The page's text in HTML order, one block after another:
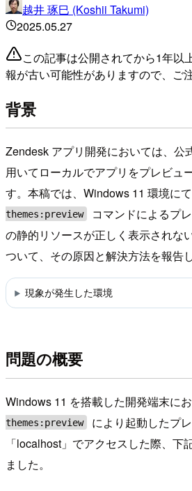
越井 琢巳 (Koshii Takumi)
2025.05.27
この記事は公開されてから1年以
報が古い可能性がありますので、ご
背景
Zendesk アプリ開発においては、公
用いてローカルでアプリをプレビュ
す。本稿では、Windows 11 環境にて
themes:preview
コマンドによるプ
の静的リソースが正しく表示されな
ついて、その原因と解決方法を報告し
現象が発生した環境
問題の概要
Windows 11 を搭載した開発端末にお
themes:preview
により起動したプ
「localhost」でアクセスした際、下
ました。